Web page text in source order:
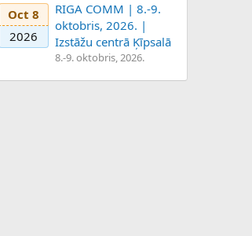
Oct 8
2026
RIGA COMM | 8.-9.
oktobris, 2026. |
Izstāžu centrā Ķīpsalā
8.-9. oktobris, 2026.